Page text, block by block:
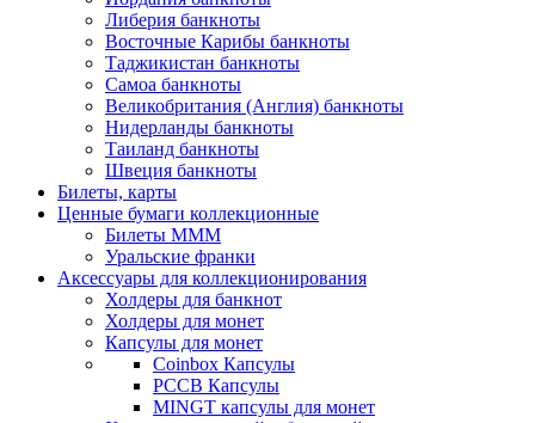
Либерия банкноты
Восточные Карибы банкноты
Таджикистан банкноты
Самоа банкноты
Великобритания (Англия) банкноты
Нидерланды банкноты
Таиланд банкноты
Швеция банкноты
Билеты, карты
Ценные бумаги коллекционные
Билеты МММ
Уральские франки
Аксессуары для коллекционирования
Холдеры для банкнот
Холдеры для монет
Капсулы для монет
Coinbox Капсулы
РССВ Капсулы
MINGT капсулы для монет